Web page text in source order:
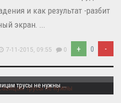
и как результат -разбит
экран. ...
7-11-2015, 09:55 0 + 0 -
трусы не нужны ...